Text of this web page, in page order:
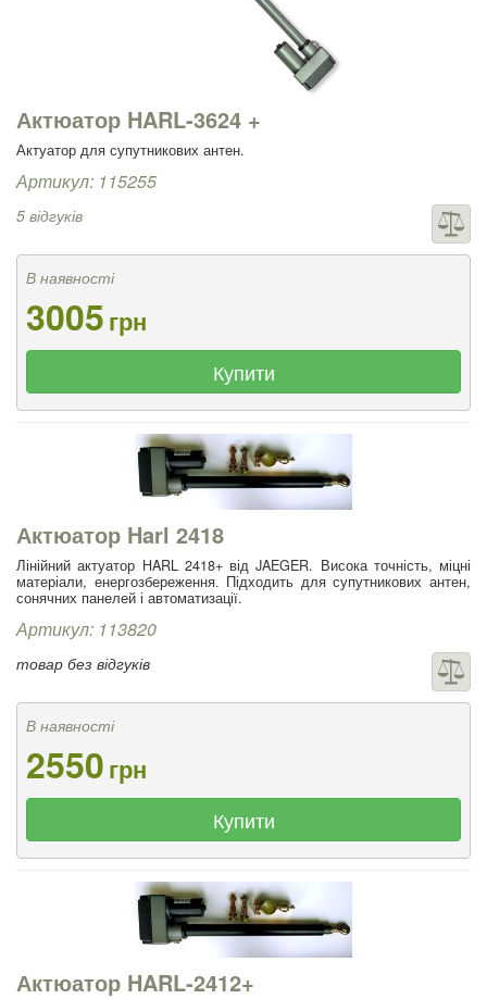
Актюатор HARL-3624 +
Актуатор для супутникових антен.
Артикул: 115255
5 відгуків
В наявності
3005грн
Купити
Актюатор Harl 2418
Лінійний актуатор HARL 2418+ від JAEGER. Висока точність, міцні
матеріали, енергозбереження. Підходить для супутникових антен,
сонячних панелей і автоматизації.
Артикул: 113820
товар без відгуків
В наявності
2550грн
Купити
Актюатор HARL-2412+